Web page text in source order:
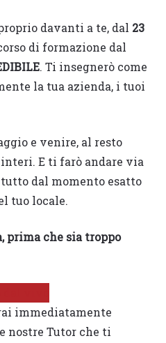
davanti a te, dal 23
di formazione dal
. Ti insegnerò come
la tua azienda, i tuoi
e venire, al resto
E ti farò andare via
dal momento esatto
tuo locale.
prima che sia troppo
immediatamente
nostre Tutor che ti